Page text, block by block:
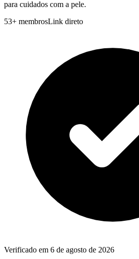
para cuidados com a pele.
53+ membrosLink direto
Verificado em 6 de agosto de 2026